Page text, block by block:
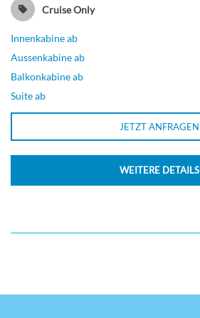
Cruise Only
Innenkabine ab
Aussenkabine ab
Balkonkabine ab
Suite ab
JETZT ANFRAGEN
WEITERE DETAILS